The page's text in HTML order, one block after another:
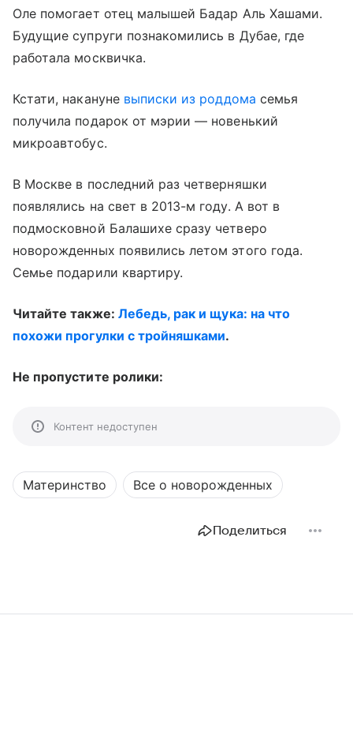
Оле помогает отец малышей Бадар Аль Хашами.
Будущие супруги познакомились в Дубае, где
работала москвичка.
Кстати, накануне выписки из роддома семья
получила подарок от мэрии — новенький
микроавтобус.
В Москве в последний раз четверняшки
появлялись на свет в 2013-м году. А вот в
подмосковной Балашихе сразу четверо
новорожденных появились летом этого года.
Семье подарили квартиру.
Читайте также: Лебедь, рак и щука: на что
похожи прогулки с тройняшками.
Не пропустите ролики:
Контент недоступен
Материнство Все о новорожденных
Поделиться